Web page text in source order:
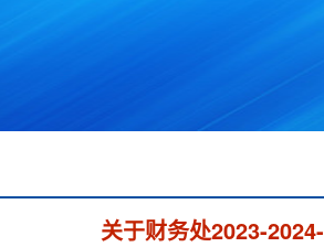
关于财务处2023-